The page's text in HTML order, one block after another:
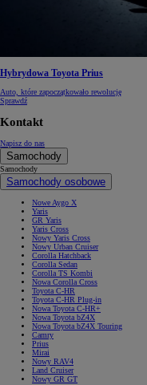
Hybrydowa Toyota Prius
Auto, które zapoczątkowało rewolucję
Sprawdź
Kontakt
Napisz do nas
Samochody
Samochody
Samochody osobowe
Nowe Aygo X
Yaris
GR Yaris
Yaris Cross
Nowy Yaris Cross
Nowy Urban Cruiser
Corolla Hatchback
Corolla Sedan
Corolla TS Kombi
Nowa Corolla Cross
Toyota C-HR
Toyota C-HR Plug-in
Nowa Toyota C-HR+
Nowa Toyota bZ4X
Nowa Toyota bZ4X Touring
Camry
Prius
Mirai
Nowy RAV4
Land Cruiser
Nowy GR GT